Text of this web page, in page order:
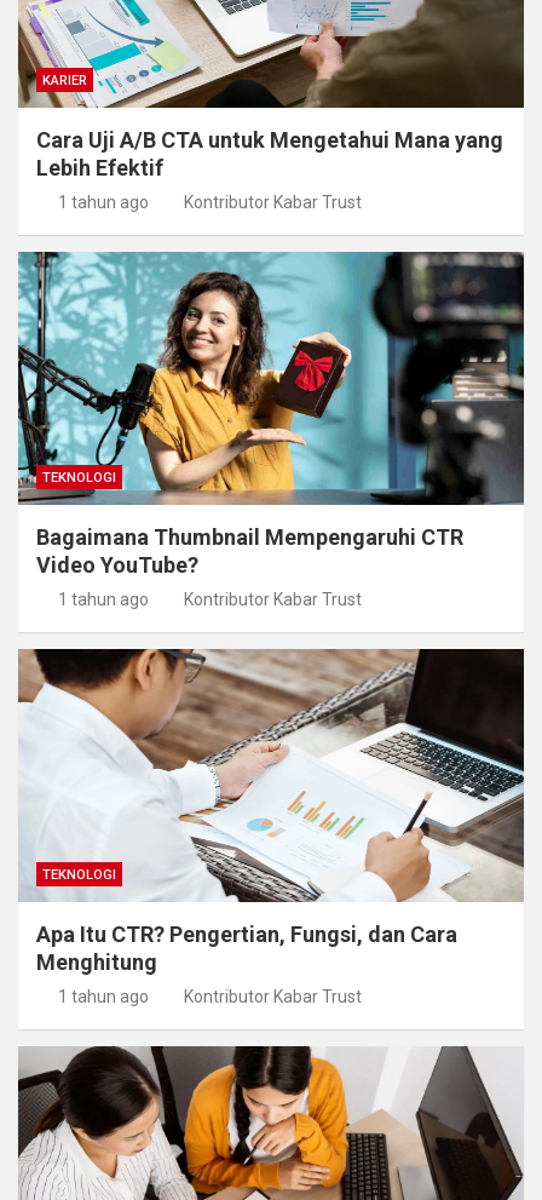
KARIER
Cara Uji A/B CTA untuk Mengetahui Mana yang
Lebih Efektif
1 tahun ago Kontributor Kabar Trust
TEKNOLOGI
Bagaimana Thumbnail Mempengaruhi CTR
Video YouTube?
1 tahun ago Kontributor Kabar Trust
TEKNOLOGI
Apa Itu CTR? Pengertian, Fungsi, dan Cara
Menghitung
1 tahun ago Kontributor Kabar Trust